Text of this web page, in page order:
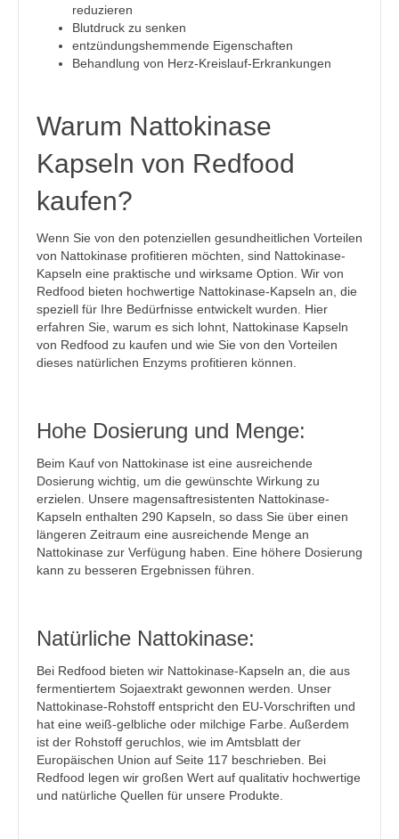
reduzieren
Blutdruck zu senken
entzündungshemmende Eigenschaften
Behandlung von Herz-Kreislauf-Erkrankungen
Warum Nattokinase
Kapseln von Redfood
kaufen?
Wenn Sie von den potenziellen gesundheitlichen Vorteilen
von Nattokinase profitieren möchten, sind Nattokinase-
Kapseln eine praktische und wirksame Option. Wir von
Redfood bieten hochwertige Nattokinase-Kapseln an, die
speziell für Ihre Bedürfnisse entwickelt wurden. Hier
erfahren Sie, warum es sich lohnt, Nattokinase Kapseln
von Redfood zu kaufen und wie Sie von den Vorteilen
dieses natürlichen Enzyms profitieren können.
Hohe Dosierung und Menge:
Beim Kauf von Nattokinase ist eine ausreichende
Dosierung wichtig, um die gewünschte Wirkung zu
erzielen. Unsere magensaftresistenten Nattokinase-
Kapseln enthalten 290 Kapseln, so dass Sie über einen
längeren Zeitraum eine ausreichende Menge an
Nattokinase zur Verfügung haben. Eine höhere Dosierung
kann zu besseren Ergebnissen führen.
Natürliche Nattokinase:
Bei Redfood bieten wir Nattokinase-Kapseln an, die aus
fermentiertem Sojaextrakt gewonnen werden. Unser
Nattokinase-Rohstoff entspricht den EU-Vorschriften und
hat eine weiß-gelbliche oder milchige Farbe. Außerdem
ist der Rohstoff geruchlos, wie im Amtsblatt der
Europäischen Union auf Seite 117 beschrieben. Bei
Redfood legen wir großen Wert auf qualitativ hochwertige
und natürliche Quellen für unsere Produkte.